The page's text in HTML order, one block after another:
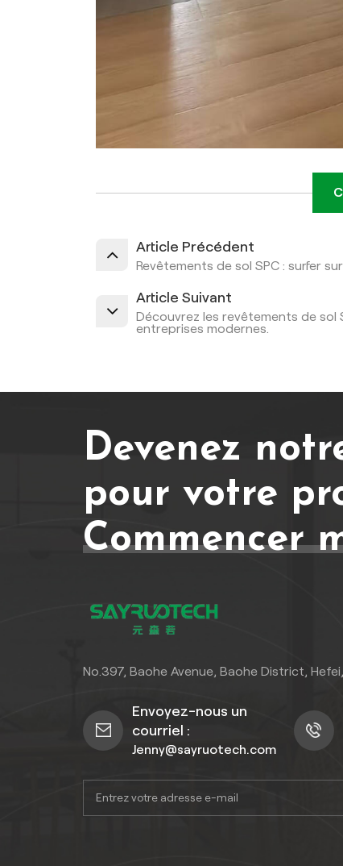
Article Précédent
Revêtements de sol SPC : surfer
Article Suivant
Découvrez les revêtements de sol
entreprises modernes.
Devenez
pour votre
Commencer
No.397, Baohe Avenue, Baohe District,
Envoyez-nous un
courriel :
Jenny@sayruotech.com